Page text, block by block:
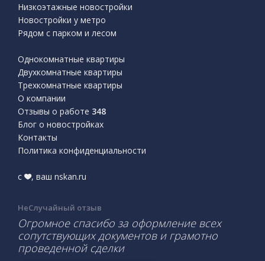
Низкоэтажные новостройки
Новостройки у метро
Рядом с парком и лесом
Однокомнатные квартиры
Двухкомнатные квартиры
Трехкомнатные квартиры
О компании
Отзывы о работе 348
Блог о новостройках
Контакты
Политика конфиденциальности
с , ваш nskan.ru
НеСлучайный отзыв
Огромное спасибо за оформление всех
сопутствующих документов и грамотно
проведенной сделки